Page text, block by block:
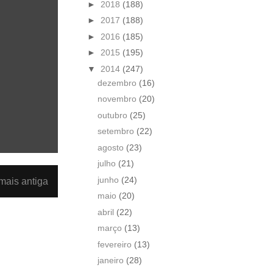
antiga
► 2018 (188)
► 2017 (188)
► 2016 (185)
► 2015 (195)
▼ 2014 (247)
dezembro (16)
novembro (20)
outubro (25)
setembro (22)
agosto (23)
julho (21)
junho (24)
maio (20)
abril (22)
março (13)
fevereiro (13)
janeiro (28)